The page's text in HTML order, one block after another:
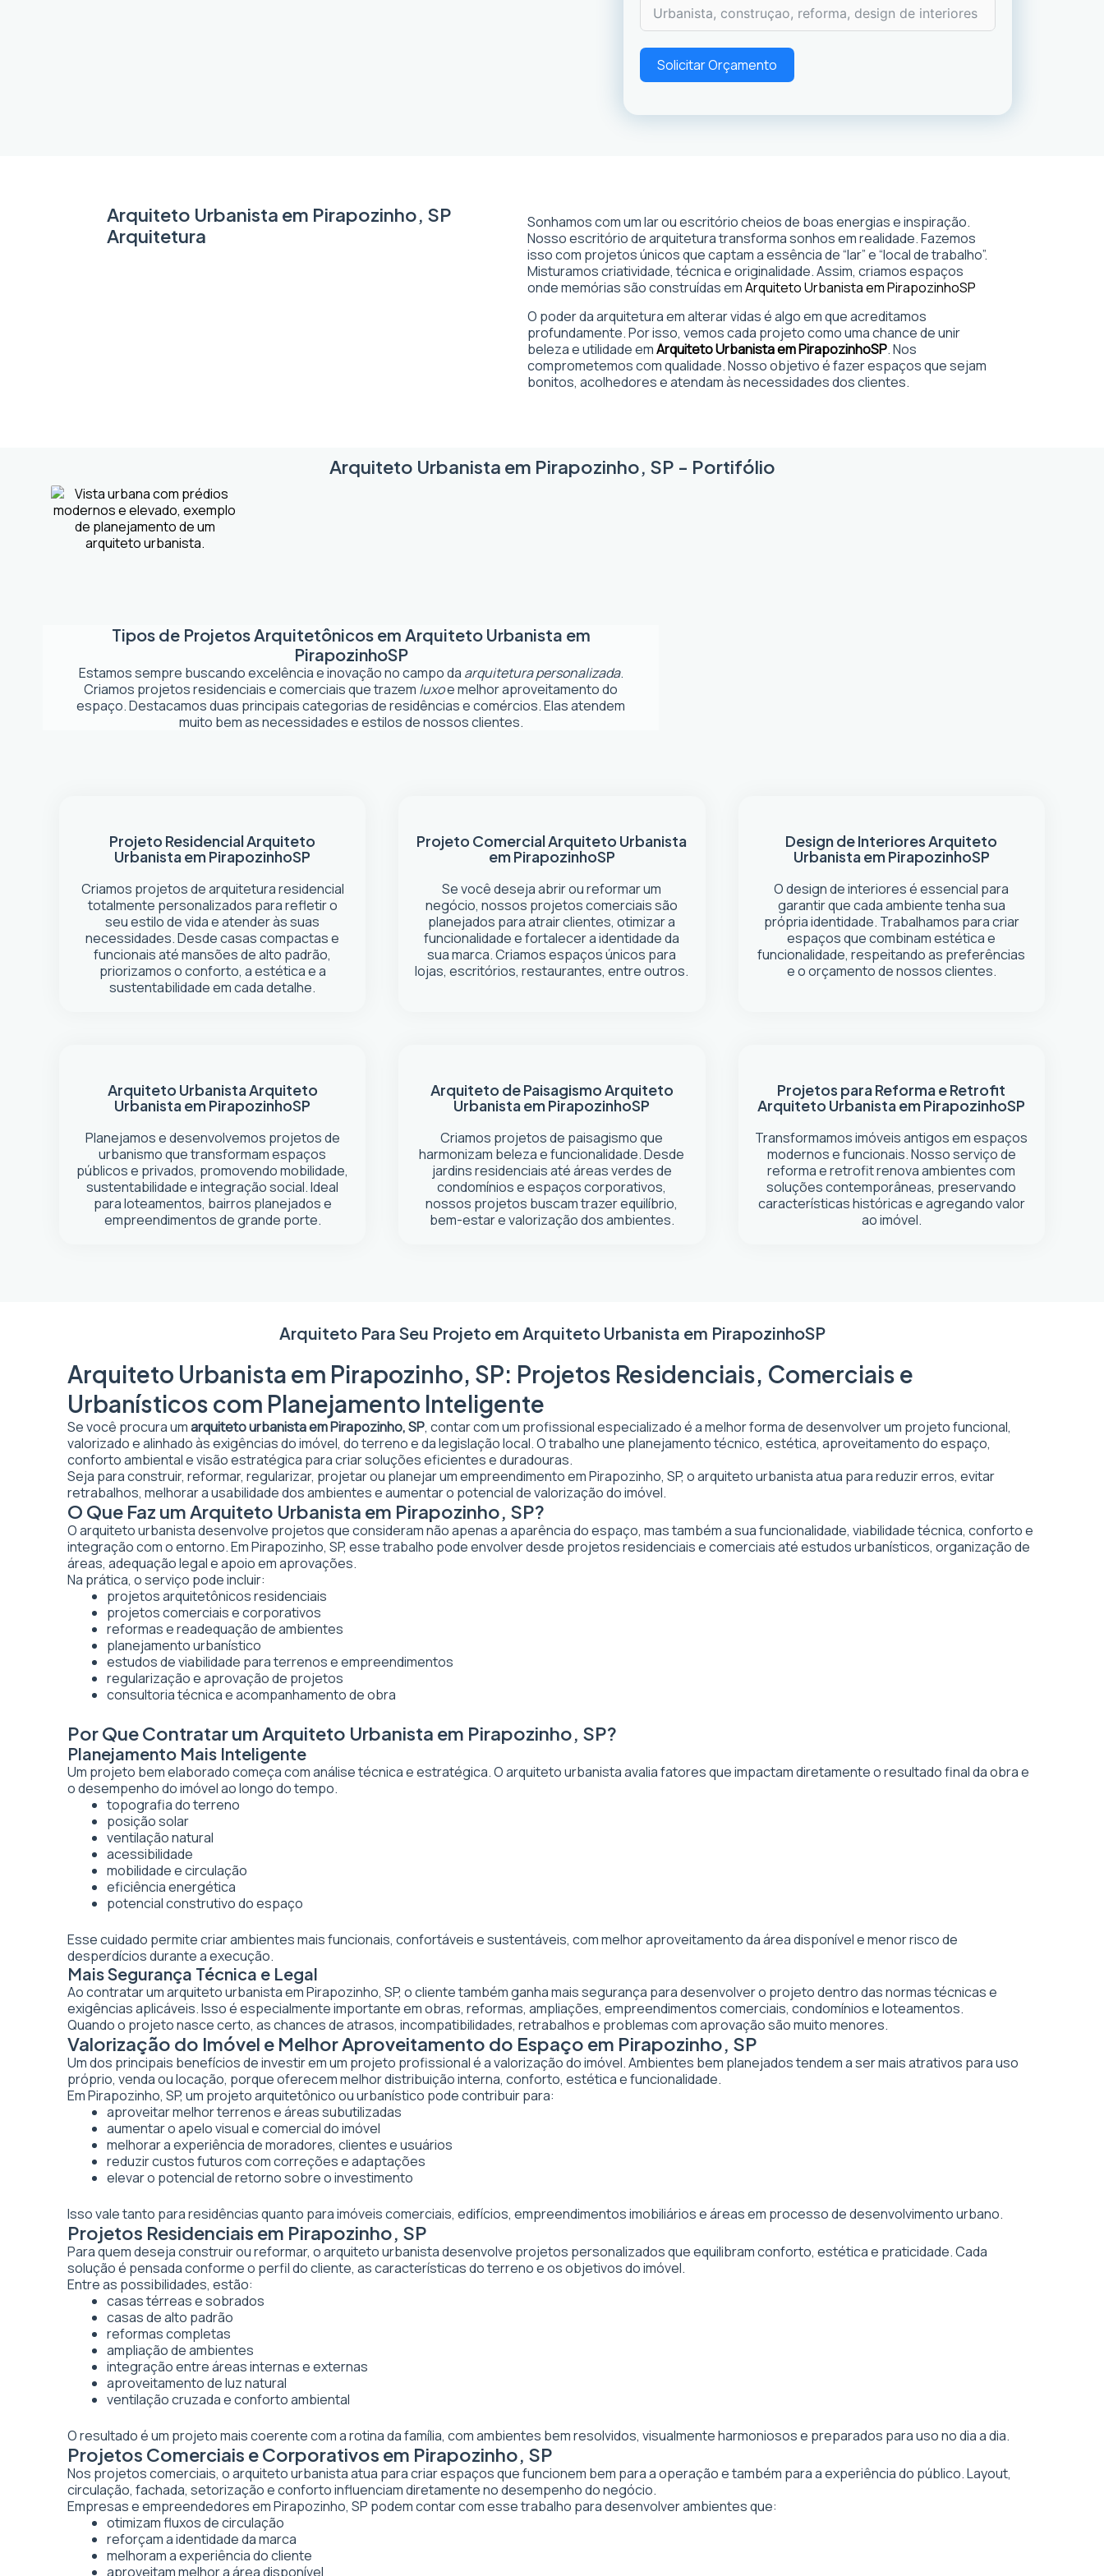
Solicitar Orçamento
Arquiteto Urbanista em Pirapozinho, SP
Arquitetura
Sonhamos com um lar ou escritório cheios de boas energias e inspiração.
Nosso escritório de arquitetura transforma sonhos em realidade. Fazemos
isso com projetos únicos que captam a essência de “lar” e “local de trabalho”.
Misturamos criatividade, técnica e originalidade. Assim, criamos espaços
onde memórias são construídas emArquiteto Urbanista em PirapozinhoSP
O poder da arquitetura em alterar vidas é algo em que acreditamos
profundamente. Por isso, vemos cada projeto como uma chance de unir
beleza e utilidade emArquiteto Urbanista em PirapozinhoSP. Nos
comprometemos com qualidade. Nosso objetivo é fazer espaços que sejam
bonitos, acolhedores e atendam às necessidades dos clientes.
Arquiteto Urbanista em Pirapozinho, SP - Portifólio
Tipos de Projetos Arquitetônicos em Arquiteto Urbanista em
PirapozinhoSP
Estamos sempre buscando excelência e inovação no campo da arquitetura personalizada.
Criamos projetos residenciais e comerciais que trazem luxoe melhor aproveitamento do
espaço. Destacamos duas principais categorias de residências e comércios. Elas atendem
muito bem as necessidades e estilos de nossos clientes.
Projeto ResidencialArquiteto
Urbanista em PirapozinhoSP
Criamos projetos de arquitetura residencial
totalmente personalizados para refletir o
seu estilo de vida e atender às suas
necessidades. Desde casas compactas e
funcionais até mansões de alto padrão,
priorizamos o conforto, a estética e a
sustentabilidade em cada detalhe.
Projeto ComercialArquiteto Urbanista
em PirapozinhoSP
Se você deseja abrir ou reformar um
negócio, nossos projetos comerciais são
planejados para atrair clientes, otimizar a
funcionalidade e fortalecer a identidade da
sua marca. Criamos espaços únicos para
lojas, escritórios, restaurantes, entre outros.
Design de InterioresArquiteto
Urbanista em PirapozinhoSP
O design de interiores é essencial para
garantir que cada ambiente tenha sua
própria identidade. Trabalhamos para criar
espaços que combinam estética e
funcionalidade, respeitando as preferências
e o orçamento de nossos clientes.
Arquiteto UrbanistaArquiteto
Urbanista em PirapozinhoSP
Planejamos e desenvolvemos projetos de
urbanismo que transformam espaços
públicos e privados, promovendo mobilidade,
sustentabilidade e integração social. Ideal
para loteamentos, bairros planejados e
empreendimentos de grande porte.
Arquiteto de PaisagismoArquiteto
Urbanista em PirapozinhoSP
Criamos projetos de paisagismo que
harmonizam beleza e funcionalidade. Desde
jardins residenciais até áreas verdes de
condomínios e espaços corporativos,
nossos projetos buscam trazer equilíbrio,
bem-estar e valorização dos ambientes.
Projetos para Reforma e Retrofit
Arquiteto Urbanista em PirapozinhoSP
Transformamos imóveis antigos em espaços
modernos e funcionais. Nosso serviço de
reforma e retrofit renova ambientes com
soluções contemporâneas, preservando
características históricas e agregando valor
ao imóvel.
Arquiteto Para Seu Projeto em Arquiteto Urbanista em PirapozinhoSP
Arquiteto Urbanista em Pirapozinho, SP: Projetos Residenciais, Comerciais e
Urbanísticos com Planejamento Inteligente
Se você procura umarquiteto urbanista em Pirapozinho, SP, contar com um profissional especializado é a melhor forma de desenvolver um projeto funcional,
valorizado e alinhado às exigências do imóvel, do terreno e da legislação local. O trabalho une planejamento técnico, estética, aproveitamento do espaço,
conforto ambiental e visão estratégica para criar soluções eficientes e duradouras.
Seja para construir, reformar, regularizar, projetar ou planejar um empreendimento em Pirapozinho, SP, o arquiteto urbanista atua para reduzir erros, evitar
retrabalhos, melhorar a usabilidade dos ambientes e aumentar o potencial de valorização do imóvel.
O Que Faz um Arquiteto Urbanista em Pirapozinho, SP?
O arquiteto urbanista desenvolve projetos que consideram não apenas a aparência do espaço, mas também a sua funcionalidade, viabilidade técnica, conforto e
integração com o entorno. Em Pirapozinho, SP, esse trabalho pode envolver desde projetos residenciais e comerciais até estudos urbanísticos, organização de
áreas, adequação legal e apoio em aprovações.
Na prática, o serviço pode incluir:
projetos arquitetônicos residenciais
projetos comerciais e corporativos
reformas e readequação de ambientes
planejamento urbanístico
estudos de viabilidade para terrenos e empreendimentos
regularização e aprovação de projetos
consultoria técnica e acompanhamento de obra
Por Que Contratar um Arquiteto Urbanista em Pirapozinho, SP?
Planejamento Mais Inteligente
Um projeto bem elaborado começa com análise técnica e estratégica. O arquiteto urbanista avalia fatores que impactam diretamente o resultado final da obra e
o desempenho do imóvel ao longo do tempo.
topografia do terreno
posição solar
ventilação natural
acessibilidade
mobilidade e circulação
eficiência energética
potencial construtivo do espaço
Esse cuidado permite criar ambientes mais funcionais, confortáveis e sustentáveis, com melhor aproveitamento da área disponível e menor risco de
desperdícios durante a execução.
Mais Segurança Técnica e Legal
Ao contratar um arquiteto urbanista em Pirapozinho, SP, o cliente também ganha mais segurança para desenvolver o projeto dentro das normas técnicas e
exigências aplicáveis. Isso é especialmente importante em obras, reformas, ampliações, empreendimentos comerciais, condomínios e loteamentos.
Quando o projeto nasce certo, as chances de atrasos, incompatibilidades, retrabalhos e problemas com aprovação são muito menores.
Valorização do Imóvel e Melhor Aproveitamento do Espaço em Pirapozinho, SP
Um dos principais benefícios de investir em um projeto profissional é a valorização do imóvel. Ambientes bem planejados tendem a ser mais atrativos para uso
próprio, venda ou locação, porque oferecem melhor distribuição interna, conforto, estética e funcionalidade.
Em Pirapozinho, SP, um projeto arquitetônico ou urbanístico pode contribuir para:
aproveitar melhor terrenos e áreas subutilizadas
aumentar o apelo visual e comercial do imóvel
melhorar a experiência de moradores, clientes e usuários
reduzir custos futuros com correções e adaptações
elevar o potencial de retorno sobre o investimento
Isso vale tanto para residências quanto para imóveis comerciais, edifícios, empreendimentos imobiliários e áreas em processo de desenvolvimento urbano.
Projetos Residenciais em Pirapozinho, SP
Para quem deseja construir ou reformar, o arquiteto urbanista desenvolve projetos personalizados que equilibram conforto, estética e praticidade. Cada
solução é pensada conforme o perfil do cliente, as características do terreno e os objetivos do imóvel.
Entre as possibilidades, estão:
casas térreas e sobrados
casas de alto padrão
reformas completas
ampliação de ambientes
integração entre áreas internas e externas
aproveitamento de luz natural
ventilação cruzada e conforto ambiental
O resultado é um projeto mais coerente com a rotina da família, com ambientes bem resolvidos, visualmente harmoniosos e preparados para uso no dia a dia.
Projetos Comerciais e Corporativos em Pirapozinho, SP
Nos projetos comerciais, o arquiteto urbanista atua para criar espaços que funcionem bem para a operação e também para a experiência do público. Layout,
circulação, fachada, setorização e conforto influenciam diretamente no desempenho do negócio.
Empresas e empreendedores em Pirapozinho, SP podem contar com esse trabalho para desenvolver ambientes que:
otimizam fluxos de circulação
reforçam a identidade da marca
melhoram a experiência do cliente
aproveitam melhor a área disponível